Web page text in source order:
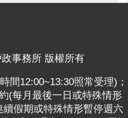
事務所 版權所有
間12:00~13:30照常受理)；
(每月最後一日或特殊情形
假期或特殊情形暫停週六